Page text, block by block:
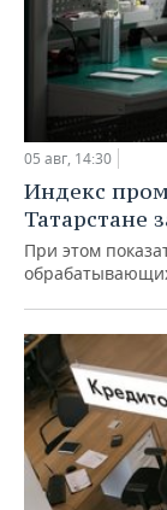
05 авг, 14:30
Индекс
Татарстане
При этом